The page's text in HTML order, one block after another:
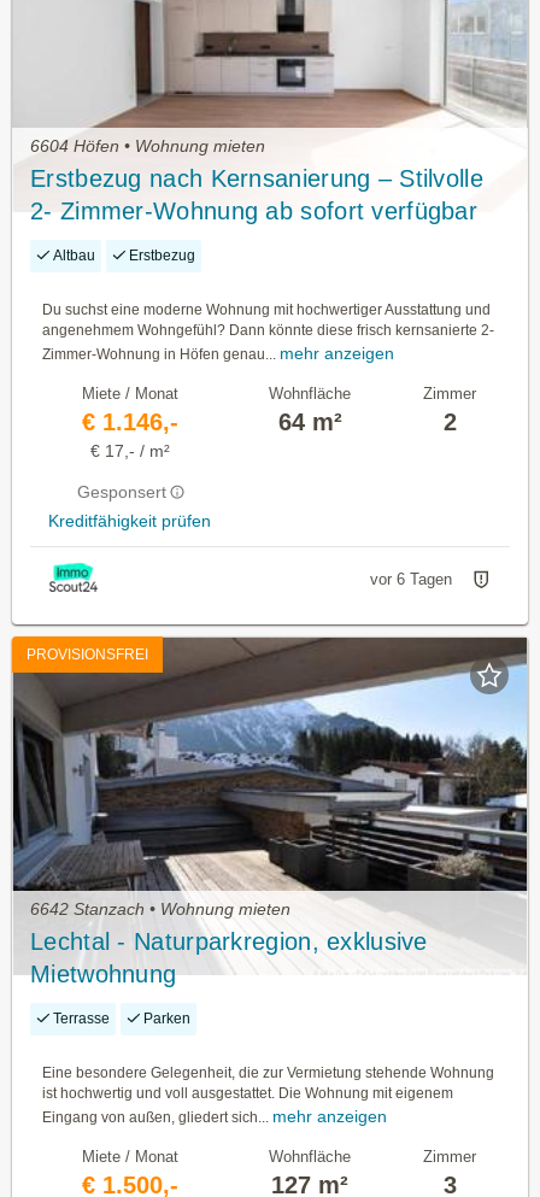
6604 Höfen • Wohnung mieten
Erstbezug nach Kernsanierung – Stilvolle
2- Zimmer-Wohnung ab sofort verfügbar
Altbau Erstbezug
Du suchst eine moderne Wohnung mit hochwertiger Ausstattung und
angenehmem Wohngefühl? Dann könnte diese frisch kernsanierte 2-
Zimmer-Wohnung in Höfen genau... mehr anzeigen
Miete / Monat
€ 1.146,-
€ 17,- / m²
Gesponsert
Kreditfähigkeit prüfen
Wohnfläche
64 m²
Zimmer
2
vor 6 Tagen
PROVISIONSFREI
6642 Stanzach • Wohnung mieten
Lechtal - Naturparkregion, exklusive
Mietwohnung
Terrasse Parken
Eine besondere Gelegenheit, die zur Vermietung stehende Wohnung
ist hochwertig und voll ausgestattet. Die Wohnung mit eigenem
Eingang von außen, gliedert sich...
mehr anzeigen
Miete / Monat
€ 1.500,-
Wohnfläche
127 m²
Zimmer
3